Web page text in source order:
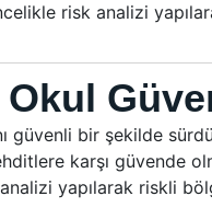
risk analizi
Okul
güvenli bir şekilde
karşı güvende
yapılarak riskli